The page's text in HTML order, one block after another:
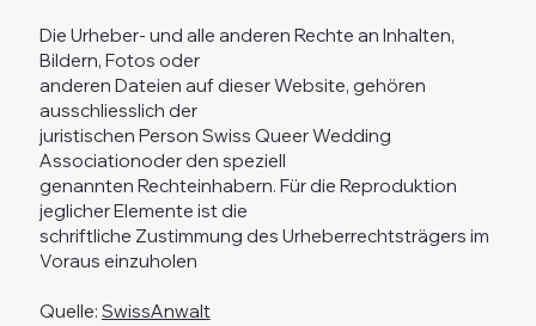
Die Urheber- und alle anderen Rechte an Inhalten,
Bildern, Fotos oder
anderen Dateien auf dieser Website, gehören
ausschliesslich der
juristischen Person Swiss Queer Wedding
Associationoder den speziell
genannten Rechteinhabern. Für die Reproduktion
jeglicher Elemente ist die
schriftliche Zustimmung des Urheberrechtsträgers im
Voraus einzuholen
Quelle: SwissAnwalt